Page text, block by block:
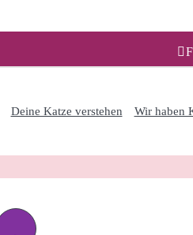
Deine Katze verstehen Wir haben